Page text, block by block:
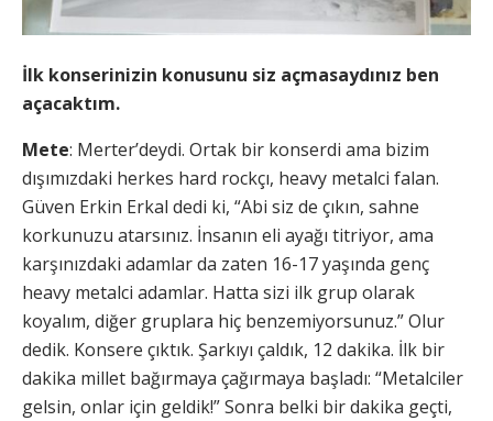
İlk konserinizin konusunu siz açmasaydınız ben
açacaktım.
Mete: Merter’deydi. Ortak bir konserdi ama bizim
dışımızdaki herkes hard rockçı, heavy metalci falan.
Güven Erkin Erkal dedi ki, “Abi siz de çıkın, sahne
korkunuzu atarsınız. İnsanın eli ayağı titriyor, ama
karşınızdaki adamlar da zaten 16-17 yaşında genç
heavy metalci adamlar. Hatta sizi ilk grup olarak
koyalım, diğer gruplara hiç benzemiyorsunuz.” Olur
dedik. Konsere çıktık. Şarkıyı çaldık, 12 dakika. İlk bir
dakika millet bağırmaya çağırmaya başladı: “Metalciler
gelsin, onlar için geldik!” Sonra belki bir dakika geçti,